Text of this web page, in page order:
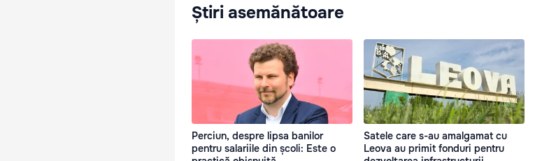
Știri asemănătoare
Perciun, despre lipsa banilor
pentru salariile din școli: Este o
Satele care s-au amalgamat cu
Leova au primit fonduri pentru